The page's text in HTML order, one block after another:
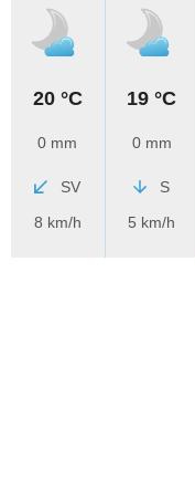
20 °C
0 mm
SV
8 km/h
19 °C
0 mm
S
5 km/h